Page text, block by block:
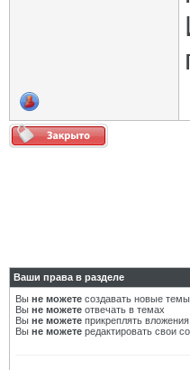
Ваши права в разделе
Вы не можете создавать новые темы
Вы не можете отвечать в темах
Вы не можете прикреплять вложения
Вы не можете редактировать свои